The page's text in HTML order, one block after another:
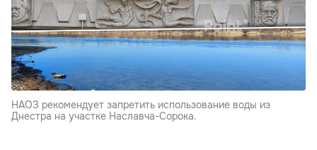
НАОЗ рекомендует запретить использование воды из
Днестра на участке Наславча-Сорока.